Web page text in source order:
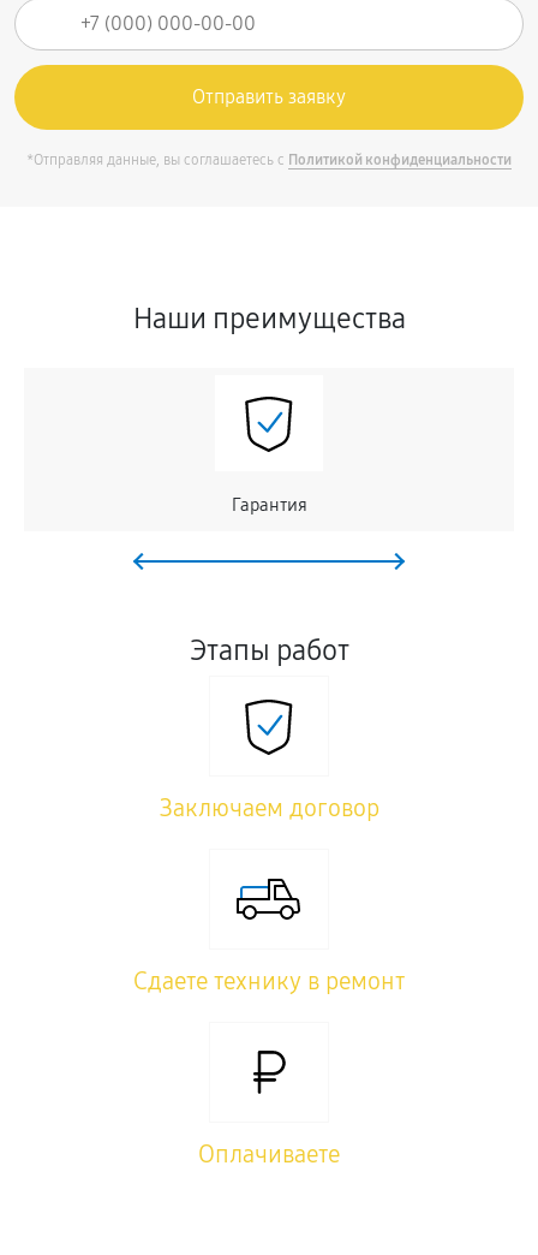
*Отправляя данные, вы соглашаетесь с Политикой конфиденциальности
Наши преимущества
Гарантия
Этапы работ
Заключаем договор
Сдаете технику в ремонт
Оплачиваете